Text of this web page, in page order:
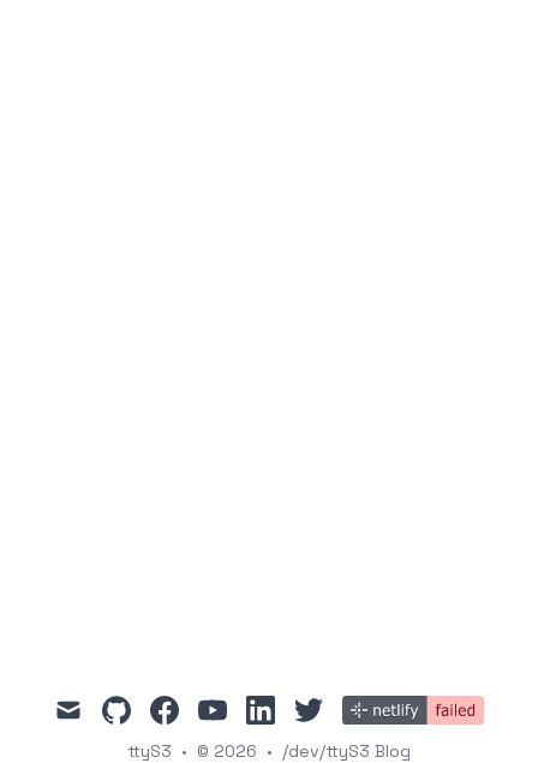
mail githubfacebookyoutubelinkedintwitter
ttyS3 • © 2026 • /dev/ttyS3 Blog